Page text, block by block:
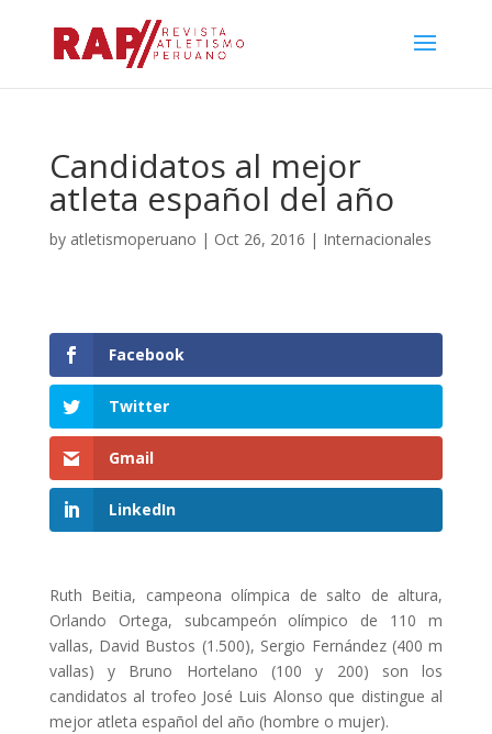
Candidatos al mejor
atleta español del año
by atletismoperuano | Oct 26, 2016 | Internacionales
Facebook
Twitter
Gmail
LinkedIn
Ruth Beitia, campeona olímpica de salto de altura,
Orlando Ortega, subcampeón olímpico de 110 m
vallas, David Bustos (1.500), Sergio Fernández (400 m
vallas) y Bruno Hortelano (100 y 200) son los
candidatos al trofeo José Luis Alonso que distingue al
mejor atleta español del año (hombre o mujer).